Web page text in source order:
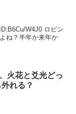
W4J0 ロビン
ね？半年か来年か
火花と爻光どっ
れる？